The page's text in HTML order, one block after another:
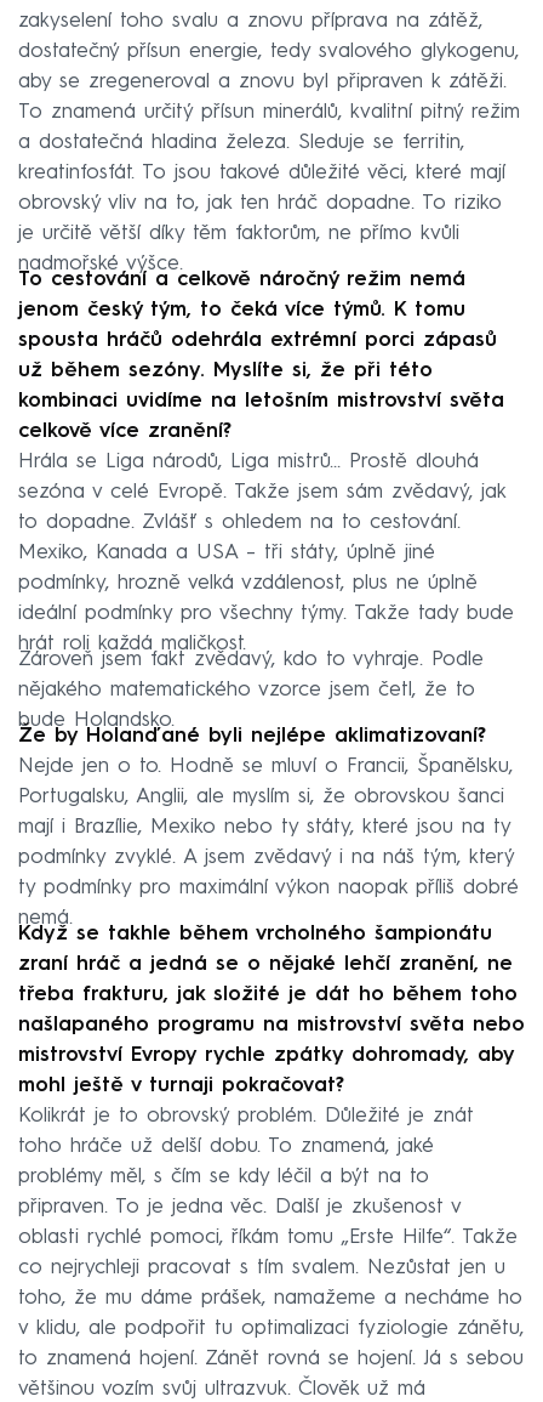
zakyselení toho svalu a znovu příprava na zátěž,
dostatečný přísun energie, tedy svalového glykogenu,
aby se zregeneroval a znovu byl připraven k zátěži.
To znamená určitý přísun minerálů, kvalitní pitný režim
a dostatečná hladina železa. Sleduje se ferritin,
kreatinfosfát. To jsou takové důležité věci, které mají
obrovský vliv na to, jak ten hráč dopadne. To riziko
je určitě větší díky těm faktorům, ne přímo kvůli
nadmořské výšce.
To cestování a celkově náročný režim nemá
jenom český tým, to čeká více týmů. K tomu
spousta hráčů odehrála extrémní porci zápasů
už během sezóny. Myslíte si, že při této
kombinaci uvidíme na letošním mistrovství světa
celkově více zranění?
Hrála se Liga národů, Liga mistrů… Prostě dlouhá
sezóna v celé Evropě. Takže jsem sám zvědavý, jak
to dopadne. Zvlášť s ohledem na to cestování.
Mexiko, Kanada a USA – tři státy, úplně jiné
podmínky, hrozně velká vzdálenost, plus ne úplně
ideální podmínky pro všechny týmy. Takže tady bude
hrát roli každá maličkost.
Zároveň jsem fakt zvědavý, kdo to vyhraje. Podle
nějakého matematického vzorce jsem četl, že to
bude Holandsko.
Že by Holanďané byli nejlépe aklimatizovaní?
Nejde jen o to. Hodně se mluví o Francii, Španělsku,
Portugalsku, Anglii, ale myslím si, že obrovskou šanci
mají i Brazílie, Mexiko nebo ty státy, které jsou na ty
podmínky zvyklé. A jsem zvědavý i na náš tým, který
ty podmínky pro maximální výkon naopak příliš dobré
nemá.
Když se takhle během vrcholného šampionátu
zraní hráč a jedná se o nějaké lehčí zranění, ne
třeba frakturu, jak složité je dát ho během toho
našlapaného programu na mistrovství světa nebo
mistrovství Evropy rychle zpátky dohromady, aby
mohl ještě v turnaji pokračovat?
Kolikrát je to obrovský problém. Důležité je znát
toho hráče už delší dobu. To znamená, jaké
problémy měl, s čím se kdy léčil a být na to
připraven. To je jedna věc. Další je zkušenost v
oblasti rychlé pomoci, říkám tomu „Erste Hilfe“. Takže
co nejrychleji pracovat s tím svalem. Nezůstat jen u
toho, že mu dáme prášek, namažeme a necháme ho
v klidu, ale podpořit tu optimalizaci fyziologie zánětu,
to znamená hojení. Zánět rovná se hojení. Já s sebou
většinou vozím svůj ultrazvuk. Člověk už má